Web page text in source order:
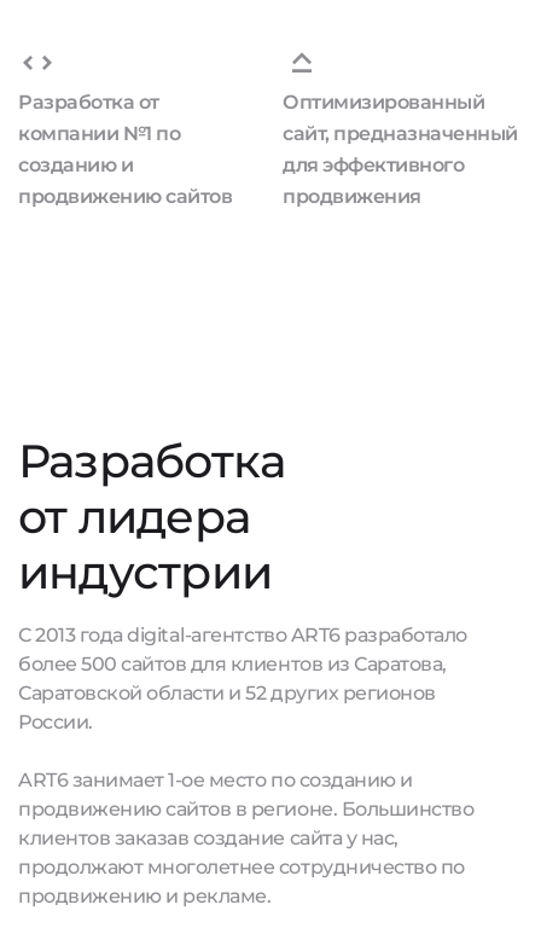
Разработка от
компании №1 по
созданию и
продвижению сайтов
Оптимизированный
сайт, предназначенный
для эффективного
продвижения
Разработка
от лидера
индустрии
С 2013 года digital-агентство ART6 разработало
более 500 сайтов для клиентов из Саратова,
Саратовской области и 52 других регионов
России.
ART6 занимает 1-ое место по созданию и
продвижению сайтов в регионе. Большинство
клиентов заказав создание сайта у нас,
продолжают многолетнее сотрудничество по
продвижению и рекламе.